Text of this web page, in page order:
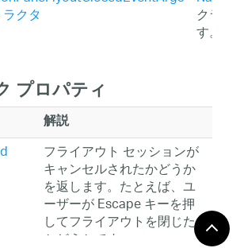
クタ クラス
す。
プロパティ
解説
フライアウト セッションが
キャンセルされたかどうか
を返します。たとえば、ユ
ーザーが Escape キーを押
してフライアウトを閉じた
かどうかです。